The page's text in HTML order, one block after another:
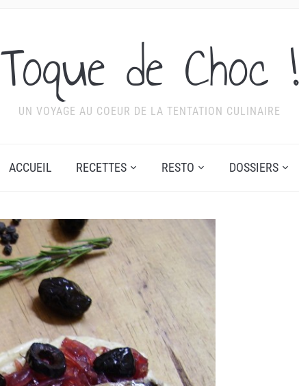
Toque de Choc !
UN VOYAGE AU COEUR DE LA TENTATION CULINAIRE
ACCUEIL RECETTES RESTO DOSSIERS